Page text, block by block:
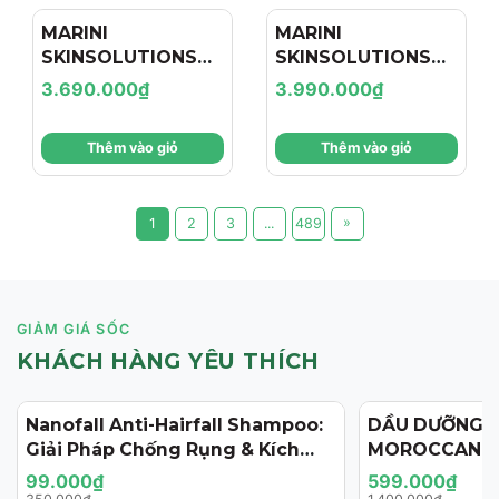
MARINI
SKINSOLUTIONS
Duality™ – Tinh
Chất Hỗ Trợ Giảm
Mụn Và Cải Thiện
Dấu Hiệu Lão Hóa
3.690.000₫
Thêm vào giỏ
MARINI
SKINSOLUTIONS
Transformation
Face Cream – Kem
Dưỡng Hỗ Trợ Tái
Tạo, Giảm Nếp
Nhăn Và Săn Chắc
Da
3.990.000₫
Thêm vào giỏ
1 2 3 ... 489 »
GIẢM GIÁ SỐC
KHÁCH HÀNG YÊU THÍCH
- 72%
Nanofall Anti-Hairfall Shampoo:
Giải Pháp Chống Rụng & Kích
Thích Mọc Tóc Chuẩn Y Khoa
99.000₫
- 57%
DẦU DƯỠNG
125ML
599.000₫